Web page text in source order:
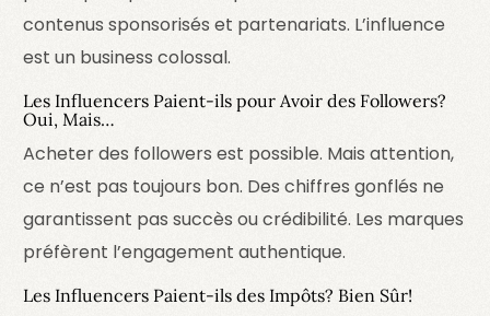
contenus sponsorisés et partenariats. L’influence
est un business colossal.
Les Influencers Paient-ils pour Avoir des Followers?
Oui, Mais…
Acheter des followers est possible. Mais attention,
ce n’est pas toujours bon. Des chiffres gonflés ne
garantissent pas succès ou crédibilité. Les marques
préfèrent l’engagement authentique.
Les Influencers Paient-ils des Impôts? Bien Sûr!